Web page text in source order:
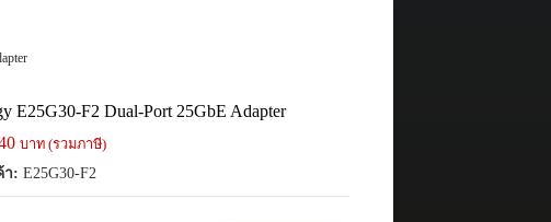
E25G30-F2 Dual-Port 25GbE Adapter
บาท (รวมภาษี)
า: E25G30-F2